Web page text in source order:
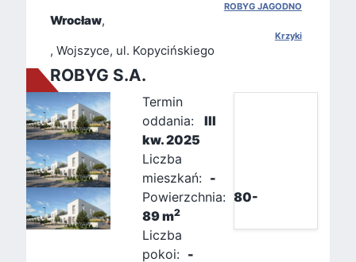
ROBYG JAGODNO
Wrocław,
Krzyki
, Wojszyce, ul. Kopycińskiego
ROBYG S.A.
Termin
oddania:
III
kw. 2025
Liczba
mieszkań: -
Powierzchnia: 80-
89 m2
Liczba
pokoi: -